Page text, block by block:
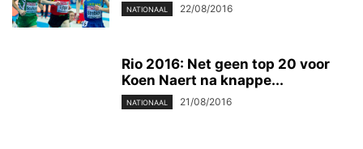
NATIONAAL 22/08/2016
Rio 2016: Net geen top 20 voor
Koen Naert na knappe...
NATIONAAL 21/08/2016